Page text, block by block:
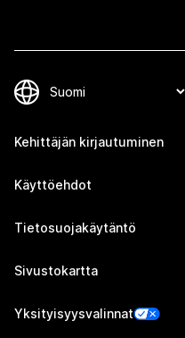
Kehittäjän kirjautuminen
Käyttöehdot
Tietosuojakäytäntö
Sivustokartta
Yksityisyysvalinnat